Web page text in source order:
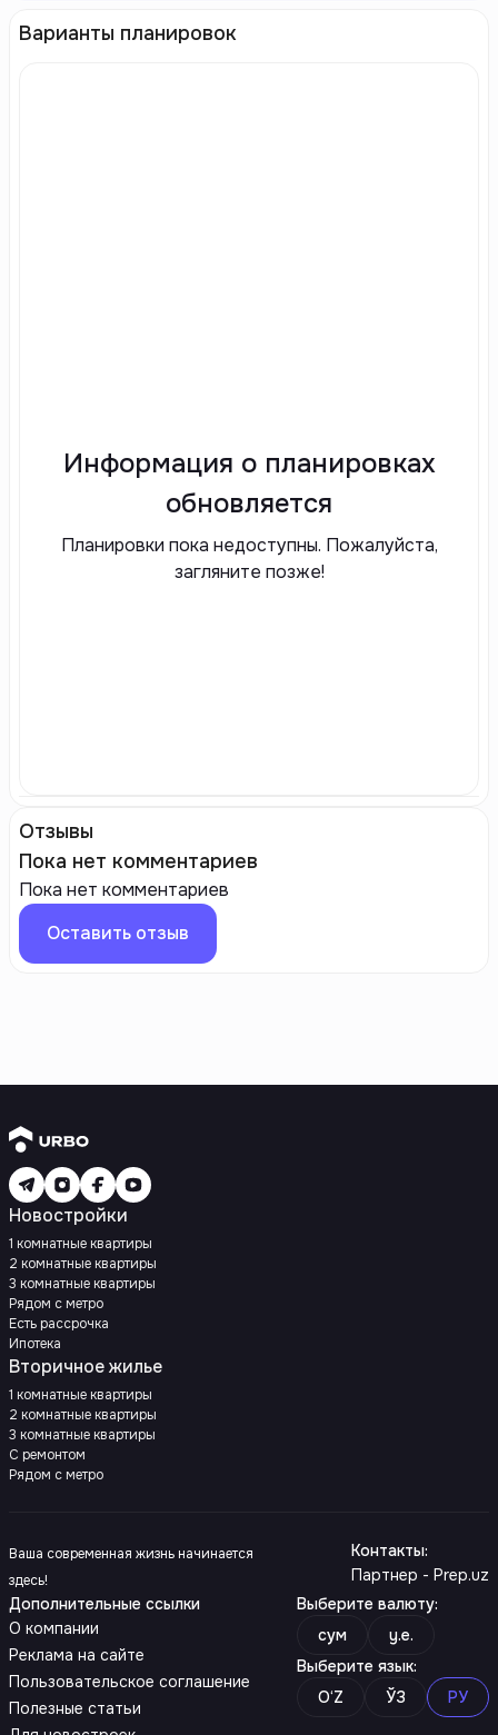
Варианты планировок
Информация о планировках
обновляется
Планировки пока недоступны. Пожалуйста,
загляните позже!
Отзывы
Пока нет комментариев
Пока нет комментариев
Оставить отзыв
Новостройки
1 комнатные квартиры
2 комнатные квартиры
3 комнатные квартиры
Рядом с метро
Есть рассрочка
Ипотека
Вторичное жилье
1 комнатные квартиры
2 комнатные квартиры
3 комнатные квартиры
С ремонтом
Рядом с метро
Ваша современная жизнь начинается
здесь!
Контакты:
Партнер - Prep.uz
Дополнительные ссылки
О компании
Реклама на сайте
Пользовательское соглашение
Полезные статьи
Выберите валюту:
сум
y.e.
Выберите язык:
O‘Z
ЎЗ РУ